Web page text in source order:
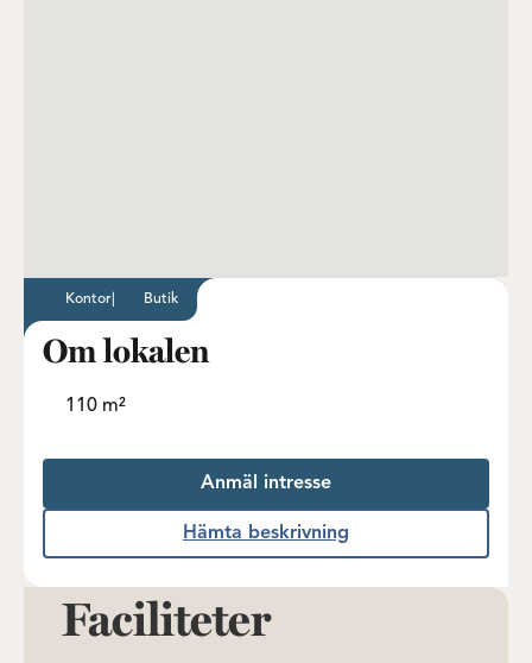
Kontor Butik
Om lokalen
110 m²
Anmäl intresse
Hämta beskrivning
Faciliteter